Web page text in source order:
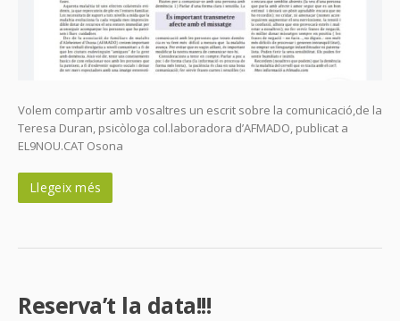
Volem compartir amb vosaltres un escrit sobre la comunicació,de la
Teresa Duran, psicòloga col.laboradora d’AFMADO, publicat a
EL9NOU.CAT Osona
Llegeix més
Reserva’t la data!!!